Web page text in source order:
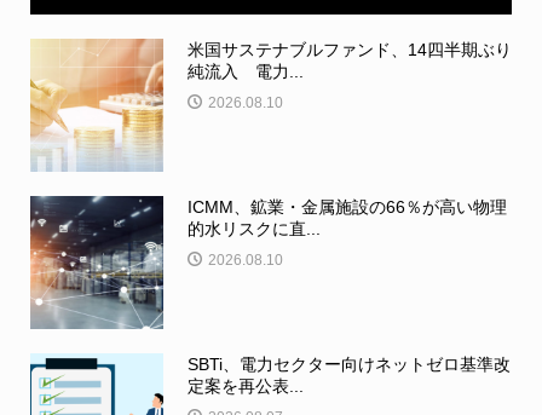
米国サステナブルファンド、14四半期ぶり
純流入 電力...
2026.08.10
ICMM、鉱業・金属施設の66％が高い物理
的水リスクに直...
2026.08.10
SBTi、電力セクター向けネットゼロ基準改
定案を再公表...